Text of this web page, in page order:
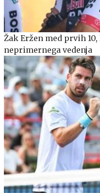
Žak Eržen med prvih
neprimernega vedenja